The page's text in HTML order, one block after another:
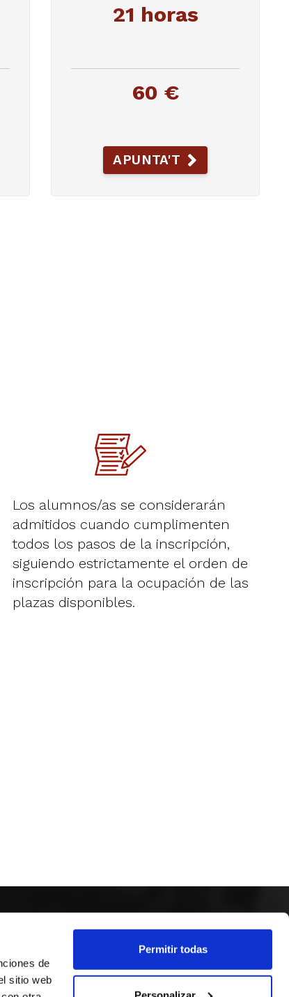
de
sitio web
Permitir todas
21 horas
60 €
APUNTA'T
Los alumnos/as se considerarán
admitidos cuando cumplimenten
todos los pasos de la inscripción,
siguiendo estrictamente el orden de
inscripción para la ocupación de las
plazas disponibles.
NOS